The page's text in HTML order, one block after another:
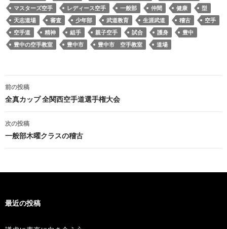
マスターズ空手
レディース空手 一般部 仲間 健康
型
天志道場
審査 少年部 武道教育 生涯武道 稽古
空手
空手道
精神 組手 親子空手 試合 護身
豊中
豊中の空手教室
豊中市 豊中市 空手教室 道場
投
稿
ナ
ビ
ゲ
ー
ョ
ン
前の投稿
全真カップ 全関西空手道選手権大会
次の投稿
一般部木曜クラスの稽古
最近の投稿